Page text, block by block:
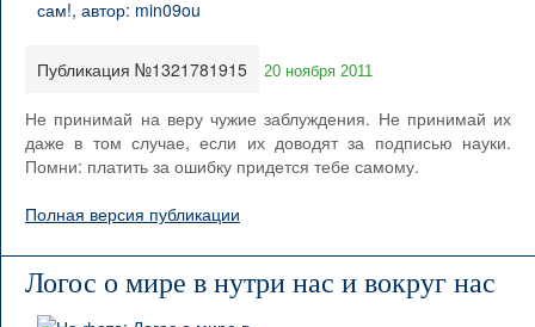
Публикация №1321781915 20 ноября 2011
Не принимай на веру чужие заблуждения. Не принимай их
даже в том случае, если их доводят за подписью науки.
Помни: платить за ошибку придется тебе самому.
Полная версия публикации
Логос о мире в нутри нас и вокруг нас